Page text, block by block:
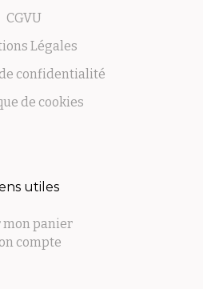
CGVU
Légales
confidentialité
de cookies
utiles
mon panier
compte